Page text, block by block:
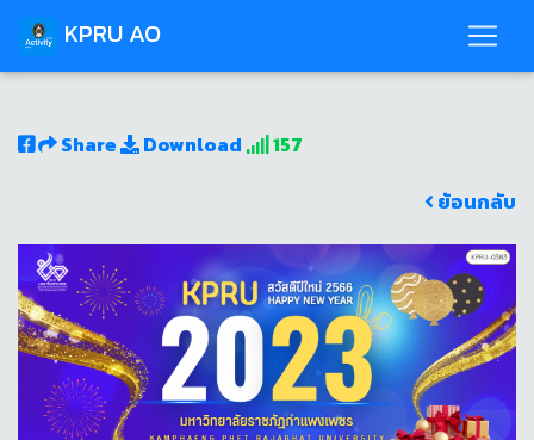
KPRU AO
Share Download
157
ย้อนกลับ